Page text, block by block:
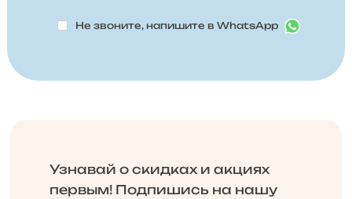
Не звоните, напишите в WhatsApp
Узнавай о скидках и акциях
первым! Подпишись на нашу